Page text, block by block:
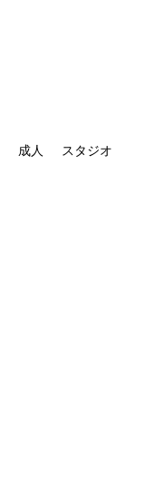
成人
スタジオ